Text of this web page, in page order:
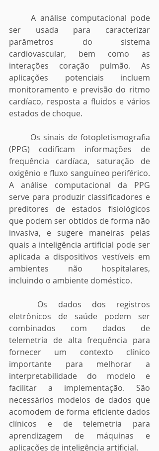
	A análise computacional pode
ser usada para caracterizar
parâmetros do sistema
cardiovascular, bem como as
interações coração pulmão. As
aplicações potenciais incluem
monitoramento e previsão do ritmo
cardíaco, resposta a fluidos e vários
estados de choque.
(PPG) codificam informações de
frequência cardíaca, saturação de
oxigênio e fluxo sanguíneo periférico.
A análise computacional da PPG
serve para produzir classificadores e
preditores de estados fisiológicos
que podem ser obtidos de forma não
invasiva, e sugere maneiras pelas
quais a inteligência artificial pode ser
aplicada a dispositivos vestíveis em
ambientes não hospitalares,
incluindo o ambiente doméstico.
eletrônicos de saúde podem ser
combinados com dados de
telemetria de alta frequência para
fornecer um contexto clínico
importante para melhorar a
interpretabilidade do modelo e
facilitar a implementação. São
necessários modelos de dados que
acomodem de forma eficiente dados
clínicos e de telemetria para
aprendizagem de máquinas e
aplicações de inteligência artificial.